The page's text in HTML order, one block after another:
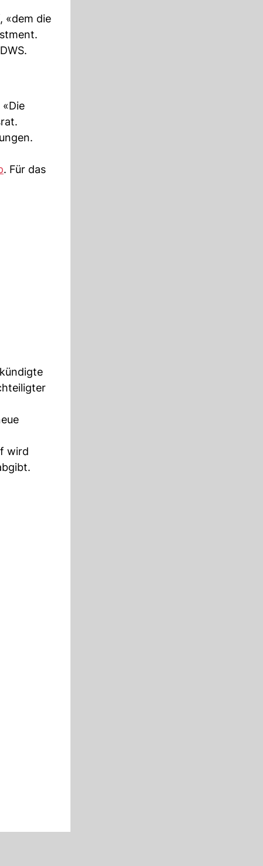
«dem die
. Für das
wird